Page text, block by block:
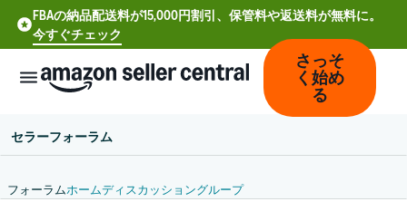
FBAの納品配送料が15,000円割引、保管料や返送料が無料に。
今すぐチェック
さっそ
く始め
る
セラーフォーラム
フォーラムホームディスカッショングループ